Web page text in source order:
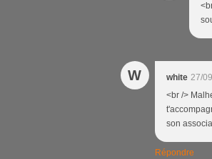
W white 27/
<br />
son
Répondre